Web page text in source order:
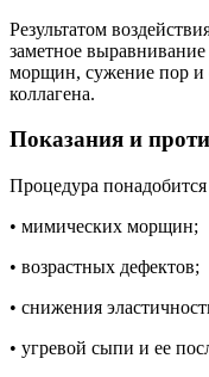
Результатом
заметное
морщин, сужение пор и
коллагена.
Показания и
Процедура
• мимических морщин;
• возрастных дефектов;
• снижения
• угревой сыпи и ее